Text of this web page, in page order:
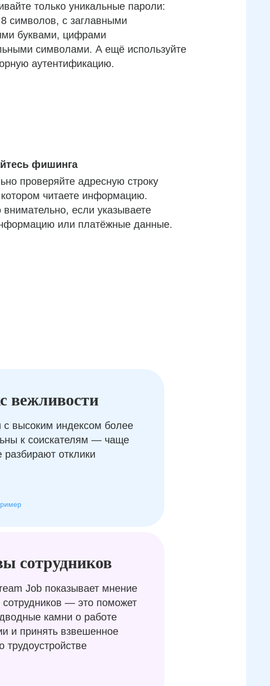
только уникальные пароли:
символов, с заглавными
буквами, цифрами
символами. А ещё используйте
аутентификацию.
фишинга
проверяйте адресную строку
читаете информацию.
если указываете
или платёжные данные.
сотрудников
Job показывает мнение
сотрудников — это поможет
камни о работе
и принять взвешенное
трудоустройстве
вежливости
с высоким индексом более
к соискателям — чаще
разбирают отклики